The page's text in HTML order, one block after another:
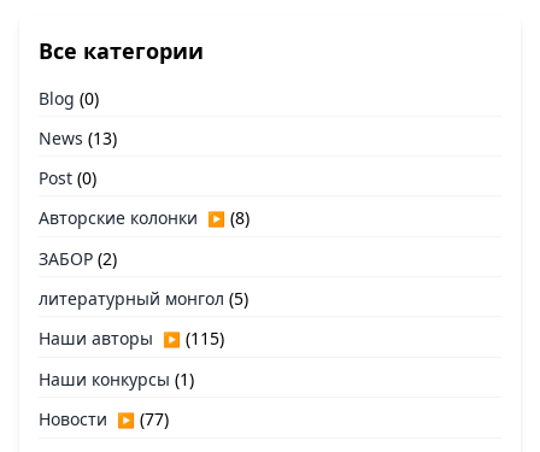
Все категории
Blog (0)
News (13)
Post (0)
Авторские колонки ▶ (8)
ЗАБОР (2)
литературный монгол (5)
Наши авторы ▶ (115)
Наши конкурсы (1)
Новости ▶ (77)